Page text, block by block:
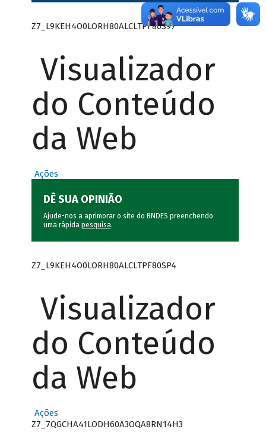
Z7_L9KEH4O0LORH80ALCLTPF80S97
Visualizador
do Conteúdo
da Web
Ações
DÊ SUA OPINIÃO
Ajude-nos a aprimorar o site do BNDES preenchendo
uma rápida pesquisa.
Z7_L9KEH4O0LORH80ALCLTPF80SP4
Visualizador
do Conteúdo
da Web
Ações
Z7_7QGCHA41LODH60A3OQA8RN14H3